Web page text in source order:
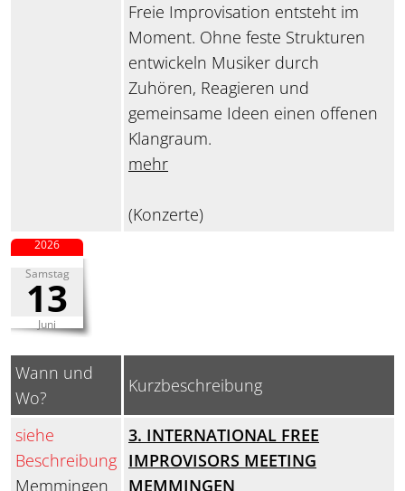
Freie Improvisation entsteht im
Moment. Ohne feste Strukturen
entwickeln Musiker durch
Zuhören, Reagieren und
gemeinsame Ideen einen offenen
Klangraum.
mehr
(Konzerte)
Samstag
13
Juni
2026
Wann und
Wo?
Kurzbeschreibung
siehe
Beschreibung
Memmingen
3. INTERNATIONAL FREE
IMPROVISORS MEETING
MEMMINGEN